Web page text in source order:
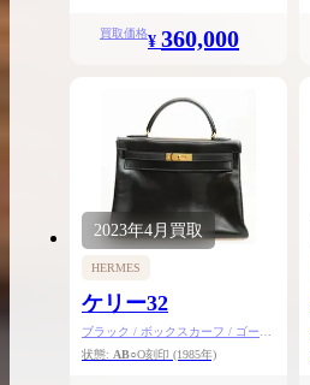
買取価格¥ 360,000
2023年4月 買取
HERMES
ケリー32
ブラック / ボックスカーフ / ゴール
ド金具
状態: AB○O刻印 (1985年)